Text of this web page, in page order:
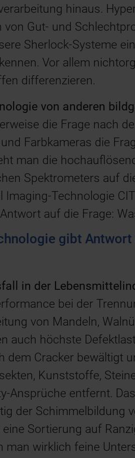
hinaus.
Gut- und
Sherlock-Systeme
Vor allem
differenzieren.
von anderen
die Frage nach
Farbkameras die
man die
Spektrometers auf
Imaging-Technologie
auf die Frage:
gibt Antwort
in der
bei der
von Mandeln,
auch höchste
dem Cracker bewältigt
Kunststoffe,
Ansprüche entfernt.
der Schimmelbildung
Sortierung auf
man wirklich feine